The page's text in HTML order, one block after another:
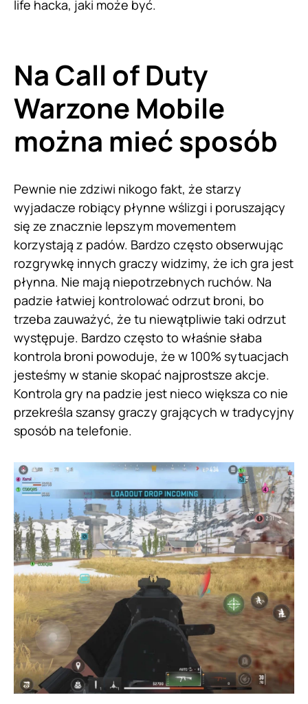
life hacka, jaki może być.
Na Call of Duty
Warzone Mobile
można mieć sposób
Pewnie nie zdziwi nikogo fakt, że starzy
wyjadacze robiący płynne wślizgi i poruszający
się ze znacznie lepszym movementem
korzystają z padów. Bardzo często obserwując
rozgrywkę innych graczy widzimy, że ich gra jest
płynna. Nie mają niepotrzebnych ruchów. Na
padzie łatwiej kontrolować odrzut broni, bo
trzeba zauważyć, że tu niewątpliwie taki odrzut
występuje. Bardzo często to właśnie słaba
kontrola broni powoduje, że w 100% sytuacjach
jesteśmy w stanie skopać najprostsze akcje.
Kontrola gry na padzie jest nieco większa co nie
przekreśla szansy graczy grających w tradycyjny
sposób na telefonie.